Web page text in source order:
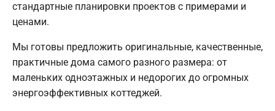
стандартные планировки проектов с примерами и
ценами.
Мы готовы предложить оригинальные, качественные,
практичные дома самого разного размера: от
маленьких одноэтажных и недорогих до огромных
энергоэффективных коттеджей.